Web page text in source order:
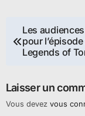
Navigation
de
Les
pour
Legends of
Laisser un
Vous devez vous